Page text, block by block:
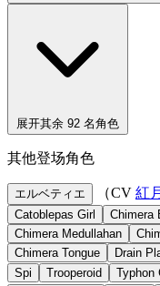
展开其余 92 名角色
其他登场角色
エルベティエ （CV 紅
Catoblepas Girl
Chimera
Chimera Medullahan
Chimera Tongue
Drain
Spi
Trooperoid Typhon